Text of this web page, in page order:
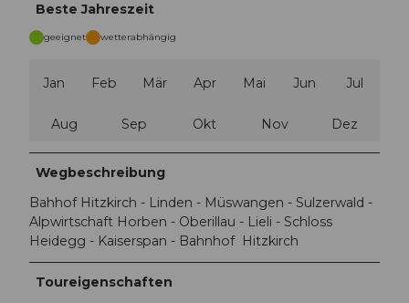
Beste Jahreszeit
geeignet wetterabhängig
Jan Feb Mär Apr Mai Jun Jul
Aug Sep Okt Nov Dez
Wegbeschreibung
Bahhof Hitzkirch - Linden - Müswangen - Sulzerwald -
Alpwirtschaft Horben - Oberillau - Lieli - Schloss
Heidegg - Kaiserspan - Bahnhof Hitzkirch
Toureigenschaften